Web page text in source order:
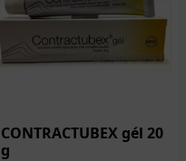
CONTRACTUBEX gél 20
g